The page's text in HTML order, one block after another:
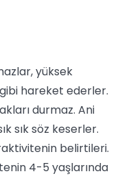
yüksek
hareket ederler.
durmaz. Ani
sık söz keserler.
belirtileri.
4-5 yaşlarında